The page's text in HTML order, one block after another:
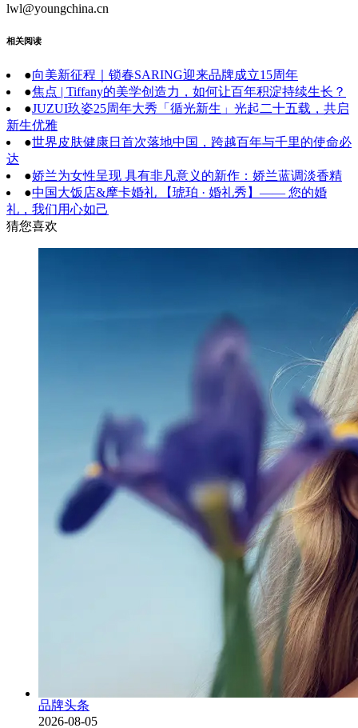
lwl@youngchina.cn
相关阅读
●向美新征程｜锁春SARING迎来品牌成立15周年
●焦点 | Tiffany的美学创造力，如何让百年积淀持续生长？
●JUZUI玖姿25周年大秀「循光新生」光起二十五载，共启
新生优雅
●世界皮肤健康日首次落地中国，跨越百年与千里的使命必
达
●娇兰为女性呈现 具有非凡意义的新作：娇兰蓝调淡香精
●中国大饭店&摩卡婚礼 【琥珀 · 婚礼秀】—— 您的婚
礼，我们用心如己
猜您喜欢
品牌头条
2026-08-05